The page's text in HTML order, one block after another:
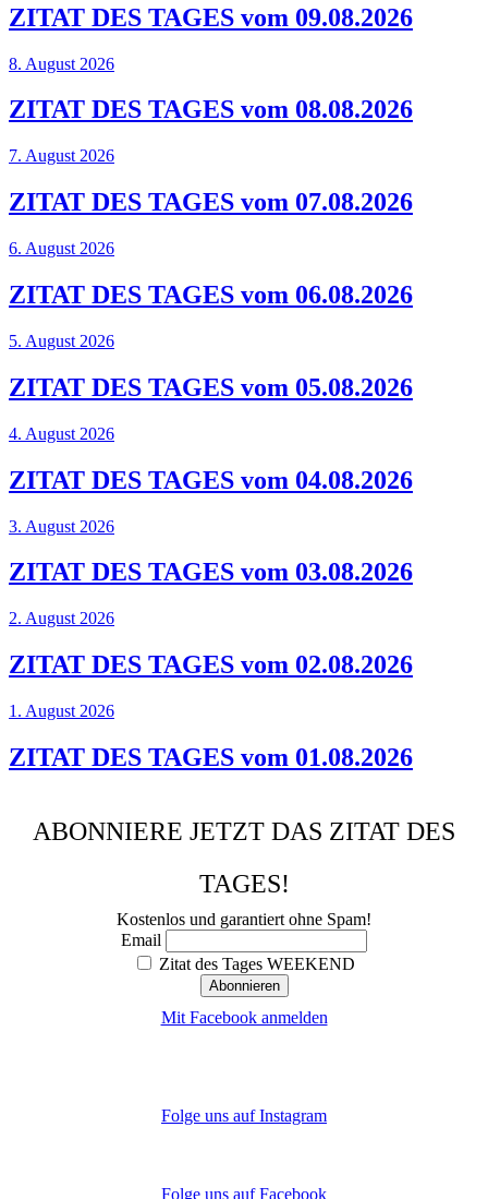
ZITAT DES TAGES vom 09.08.2026
8. August 2026
ZITAT DES TAGES vom 08.08.2026
7. August 2026
ZITAT DES TAGES vom 07.08.2026
6. August 2026
ZITAT DES TAGES vom 06.08.2026
5. August 2026
ZITAT DES TAGES vom 05.08.2026
4. August 2026
ZITAT DES TAGES vom 04.08.2026
3. August 2026
ZITAT DES TAGES vom 03.08.2026
2. August 2026
ZITAT DES TAGES vom 02.08.2026
1. August 2026
ZITAT DES TAGES vom 01.08.2026
ABONNIERE JETZT DAS ZITAT DES
TAGES!
Kostenlos und garantiert ohne Spam!
Email
Zitat des Tages WEEKEND
Mit Facebook anmelden
Folge uns auf Instagram
Folge uns auf Facebook